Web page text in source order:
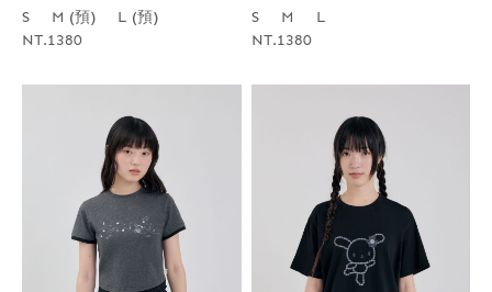
S
M (預)
L (預)
NT.1380
S
M
L
NT.1380